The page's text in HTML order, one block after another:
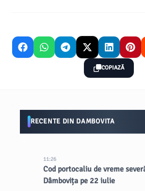
COPIAZĂ
RECENTE DIN DAMBOVITA
11:26
Cod portocaliu de vreme
Dâmbovița pe 22 iulie